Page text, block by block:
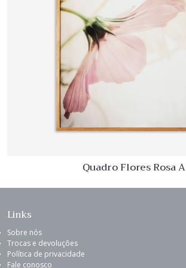
Quadro Flores Rosa A
Links
Sobre nós
Trocas e devoluções
Política de privacidade
Fale conosco